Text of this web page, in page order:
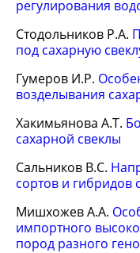
регулирования
Стодольников Р.А.
под сахарную
Гумеров И.Р.
возделывания
Хакимьянова А.Т.
сахарной свеклы
Сальников В.С.
сортов и гибридов
Мишхожев А.А.
импортного
пород разного